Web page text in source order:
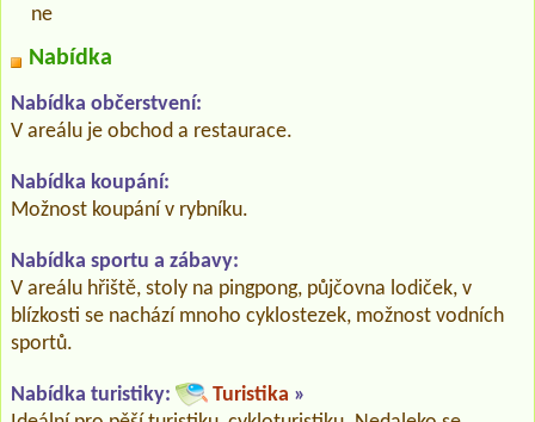
ne
Nabídka
Nabídka občerstvení:
V areálu je obchod a restaurace.
Nabídka koupání:
Možnost koupání v rybníku.
Nabídka sportu a zábavy:
V areálu hřiště, stoly na pingpong, půjčovna lodiček, v
blízkosti se nachází mnoho cyklostezek, možnost vodních
sportů.
Nabídka turistiky: Turistika »